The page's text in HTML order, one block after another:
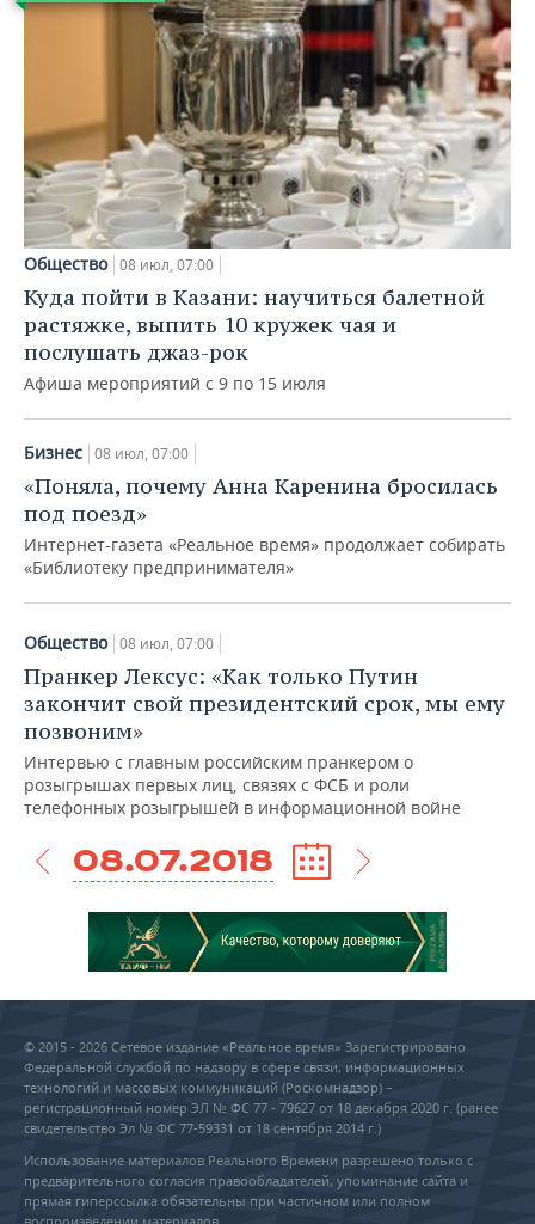
Общество 08 июл, 07:00
Куда пойти в Казани: научиться балетной
растяжке, выпить 10 кружек чая и
послушать джаз-рок
Афиша мероприятий с 9 по 15 июля
Бизнес 08 июл, 07:00
«Поняла, почему Анна Каренина бросилась
под поезд»
Интернет-газета «Реальное время» продолжает собирать
«Библиотеку предпринимателя»
Общество 08 июл, 07:00
Пранкер Лексус: «Как только Путин
закончит свой президентский срок, мы ему
позвоним»
Интервью с главным российским пранкером о
розыгрышах первых лиц, связях с ФСБ и роли
телефонных розыгрышей в информационной войне
08.07.2018
© 2015 - 2026 Сетевое издание «Реальное время» Зарегистрировано
Федеральной службой по надзору в сфере связи, информационных
технологий и массовых коммуникаций (Роскомнадзор) –
регистрационный номер ЭЛ № ФС 77 - 79627 от 18 декабря 2020 г. (ранее
свидетельство Эл № ФС 77-59331 от 18 сентября 2014 г.)
Использование материалов Реального Времени разрешено только с
предварительного согласия правообладателей, упоминание сайта и
прямая гиперссылка обязательны при частичном или полном